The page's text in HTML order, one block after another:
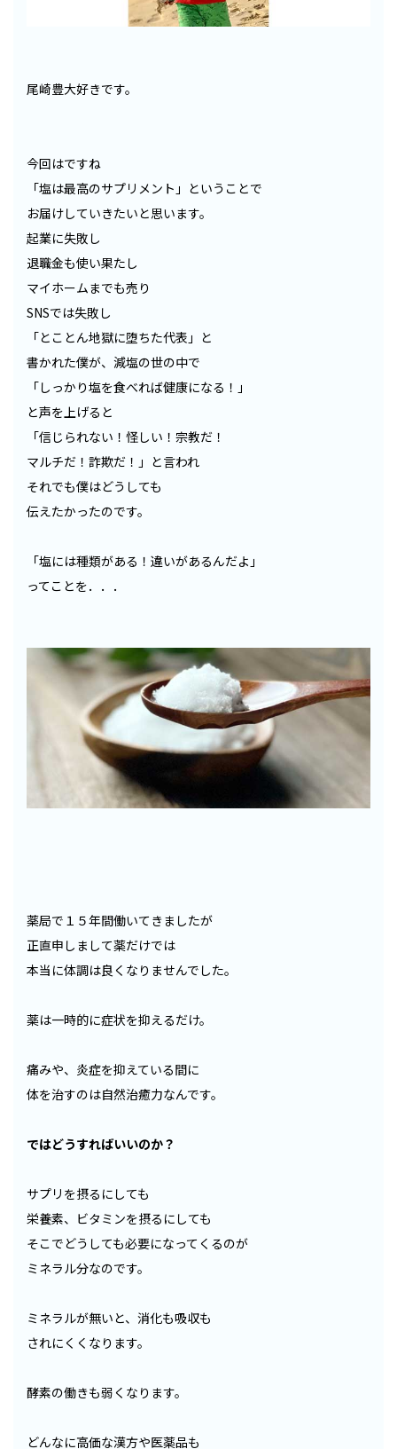
尾崎豊大好きです。
今回はですね
「塩は最高のサプリメント」ということで
お届けしていきたいと思います。
起業に失敗し
退職金も使い果たし
マイホームまでも売り
SNSでは失敗し
「とことん地獄に堕ちた代表」と
書かれた僕が、減塩の世の中で
「しっかり塩を食べれば健康になる！」
と声を上げると
「信じられない！怪しい！宗教だ！
マルチだ！詐欺だ！」と言われ
それでも僕はどうしても
伝えたかったのです。
「塩には種類がある！違いがあるんだよ」
ってことを．．．
薬局で１５年間働いてきましたが
正直申しまして薬だけでは
本当に体調は良くなりませんでした。
薬は一時的に症状を抑えるだけ。
痛みや、炎症を抑えている間に
体を治すのは自然治癒力なんです。
ではどうすればいいのか？
サプリを摂るにしても
栄養素、ビタミンを摂るにしても
そこでどうしても必要になってくるのが
ミネラル分なのです。
ミネラルが無いと、消化も吸収も
されにくくなります。
酵素の働きも弱くなります。
どんなに高価な漢方や医薬品も